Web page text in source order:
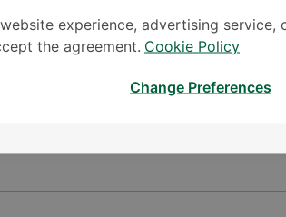
experience, advertising service,
the agreement. Cookie Policy
Change Preferences